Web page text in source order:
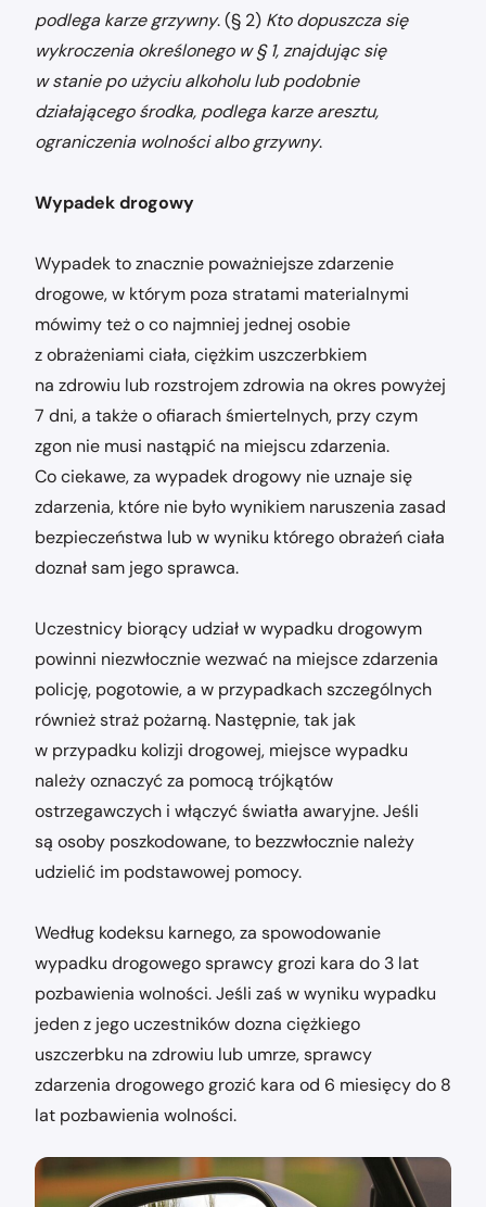
podlega karze grzywny. (§ 2) Kto dopuszcza się
wykroczenia określonego w § 1, znajdując się
w stanie po użyciu alkoholu lub podobnie
działającego środka, podlega karze aresztu,
ograniczenia wolności albo grzywny.
Wypadek drogowy
Wypadek to znacznie poważniejsze zdarzenie
drogowe, w którym poza stratami materialnymi
mówimy też o co najmniej jednej osobie
z obrażeniami ciała, ciężkim uszczerbkiem
na zdrowiu lub rozstrojem zdrowia na okres powyżej
7 dni, a także o ofiarach śmiertelnych, przy czym
zgon nie musi nastąpić na miejscu zdarzenia.
Co ciekawe, za wypadek drogowy nie uznaje się
zdarzenia, które nie było wynikiem naruszenia zasad
bezpieczeństwa lub w wyniku którego obrażeń ciała
doznał sam jego sprawca.
Uczestnicy biorący udział w wypadku drogowym
powinni niezwłocznie wezwać na miejsce zdarzenia
policję, pogotowie, a w przypadkach szczególnych
również straż pożarną. Następnie, tak jak
w przypadku kolizji drogowej, miejsce wypadku
należy oznaczyć za pomocą trójkątów
ostrzegawczych i włączyć światła awaryjne. Jeśli
są osoby poszkodowane, to bezzwłocznie należy
udzielić im podstawowej pomocy.
Według kodeksu karnego, za spowodowanie
wypadku drogowego sprawcy grozi kara do 3 lat
pozbawienia wolności. Jeśli zaś w wyniku wypadku
jeden z jego uczestników dozna ciężkiego
uszczerbku na zdrowiu lub umrze, sprawcy
zdarzenia drogowego grozić kara od 6 miesięcy do 8
lat pozbawienia wolności.